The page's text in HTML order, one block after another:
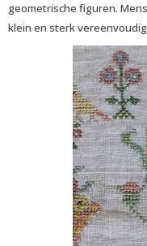
geometrische figuren.
klein en sterk